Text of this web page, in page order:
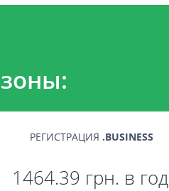
РЕГИСТРАЦИЯ .BUSINESS
1464.39 грн. в год